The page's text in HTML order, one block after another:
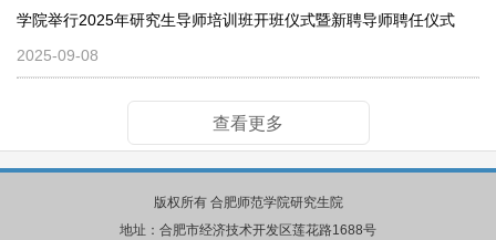
学院举行2025年研究生导师培训班开班仪式暨新聘导师聘任仪式
2025-09-08
查看更多
版权所有 合肥师范学院研究生院
地址：合肥市经济技术开发区莲花路1688号